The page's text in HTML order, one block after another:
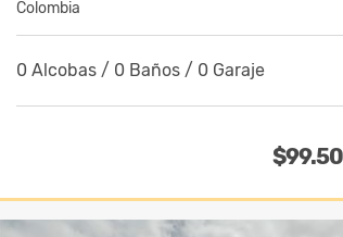
Colombia
0 Alcobas / 0 Baños / 0 Garaje